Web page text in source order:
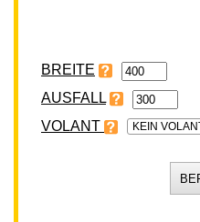
BREITE
VOLANT KEIN